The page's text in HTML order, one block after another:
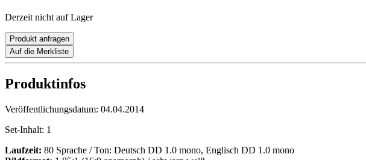
Derzeit nicht auf Lager
Produkt anfragen
Auf die Merkliste
Produktinfos
Veröffentlichungsdatum: 04.04.2014
Set-Inhalt: 1
Laufzeit: 80 Sprache / Ton: Deutsch DD 1.0 mono, Englisch DD 1.0 mono